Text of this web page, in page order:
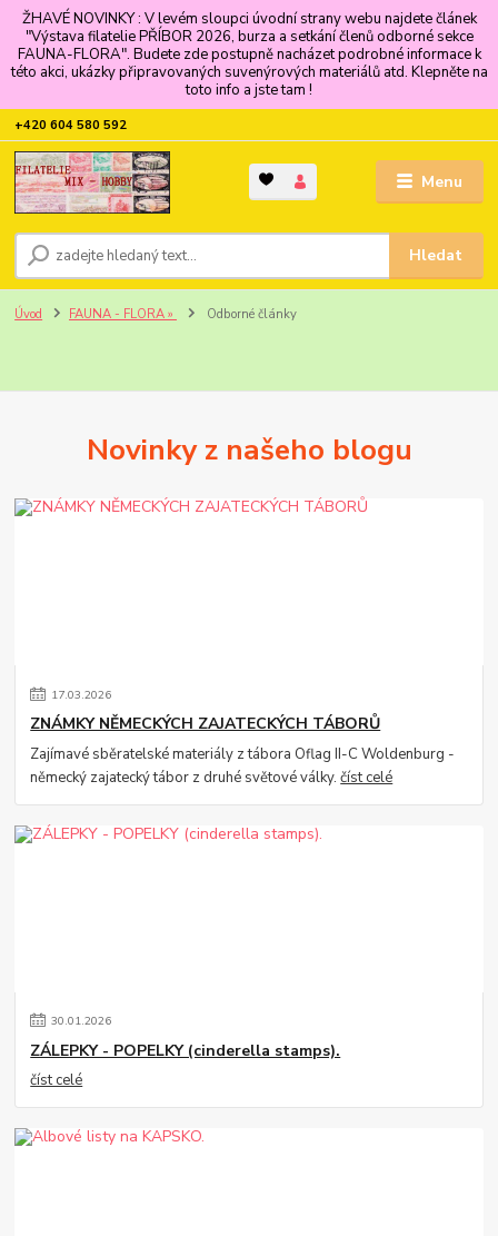
ŽHAVÉ NOVINKY : V levém sloupci úvodní strany webu najdete článek
"Výstava filatelie PŘÍBOR 2026, burza a setkání členů odborné sekce
FAUNA-FLORA". Budete zde postupně nacházet podrobné informace k
této akci, ukázky připravovaných suvenýrových materiálů atd. Klepněte na
toto info a jste tam !
Menu
Hledat
+420 604 580 592
Úvod FAUNA - FLORA » Odborné články
Novinky z našeho blogu
17.03.2026
ZNÁMKY NĚMECKÝCH ZAJATECKÝCH TÁBORŮ
Zajímavé sběratelské materiály z tábora Oflag II-C Woldenburg -
německý zajatecký tábor z druhé světové války.číst celé
30.01.2026
ZÁLEPKY - POPELKY (cinderella stamps).
číst celé